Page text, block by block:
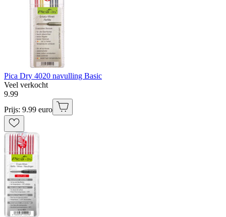
Pica Dry 4020 navulling Basic
Veel verkocht
9.99
Prijs: 9.99 euro